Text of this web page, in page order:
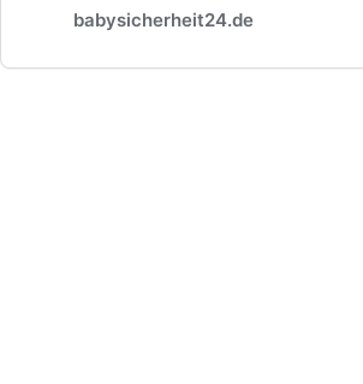
babysicherheit24.de